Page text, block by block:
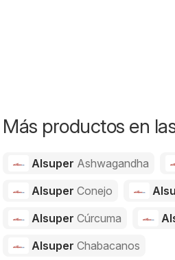
Más productos en
Alsuper Ashwagandha
Alsuper Conejo
Alsuper Cúrcuma
Alsuper Chabacanos